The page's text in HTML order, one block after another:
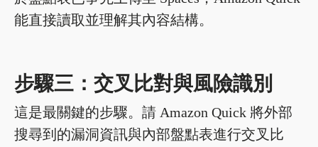
能直接讀取並理解其內容結構。
步驟三：交叉比對與風險識別
這是最關鍵的步驟。請 Amazon Quick 將外部
搜尋到的漏洞資訊與內部盤點表進行交叉比